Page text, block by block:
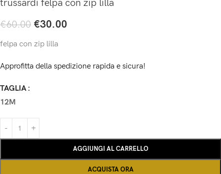
trussardi felpa con zip lilla
€60.00 €30.00
felpa con zip lilla
Approfitta della spedizione rapida e sicura!
TAGLIA
12M
AGGIUNGI AL CARRELLO
ACQUISTA ORA